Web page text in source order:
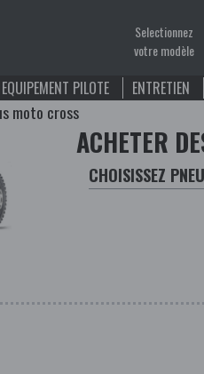
Selectionnez
votre modèle
EQUIPEMENT PILOTE ENTRETIEN
moto cross
ACHETER
CHOISISSEZ